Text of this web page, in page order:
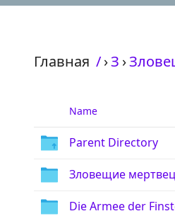
Главная /›З ›
Name
Parent Directory
Зловещие
Die Armee der